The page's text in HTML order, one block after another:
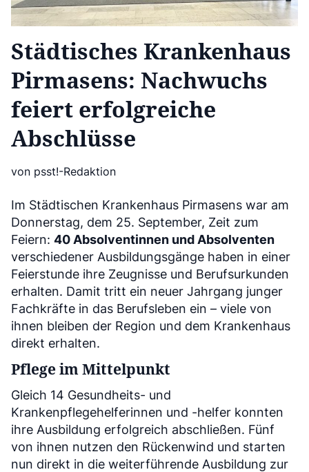
Städtisches Krankenhaus
Pirmasens: Nachwuchs
feiert erfolgreiche
Abschlüsse
von psst!-Redaktion
Im Städtischen Krankenhaus Pirmasens war am
Donnerstag, dem 25. September, Zeit zum
Feiern: 40 Absolventinnen und Absolventen
verschiedener Ausbildungsgänge haben in einer
Feierstunde ihre Zeugnisse und Berufsurkunden
erhalten. Damit tritt ein neuer Jahrgang junger
Fachkräfte in das Berufsleben ein – viele von
ihnen bleiben der Region und dem Krankenhaus
direkt erhalten.
Pflege im Mittelpunkt
Gleich 14 Gesundheits- und
Krankenpflegehelferinnen und -helfer konnten
ihre Ausbildung erfolgreich abschließen. Fünf
von ihnen nutzen den Rückenwind und starten
nun direkt in die weiterführende Ausbildung zur